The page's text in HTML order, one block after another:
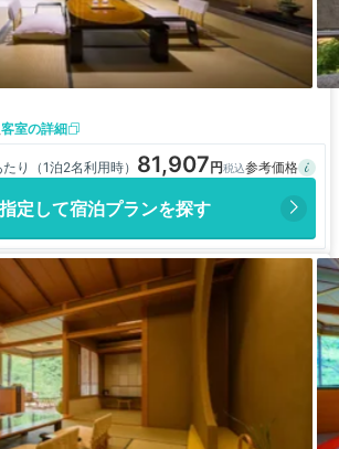
客室の詳細
り（1泊2名利用時） 81,907
定して宿泊プランを探す